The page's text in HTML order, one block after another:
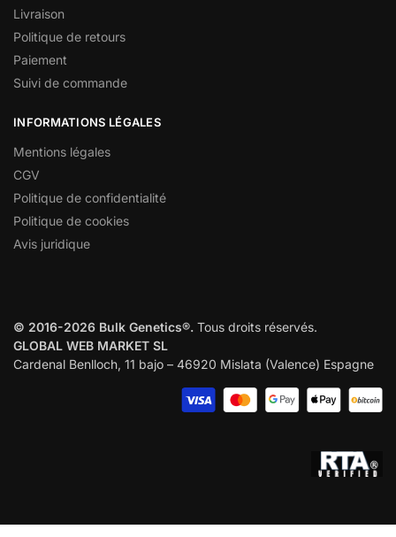
Livraison
Politique de retours
Paiement
Suivi de commande
INFORMATIONS LÉGALES
Mentions légales
CGV
Politique de confidentialité
Politique de cookies
Avis juridique
© 2016-2026 Bulk Genetics®. Tous droits réservés.
GLOBAL WEB MARKET SL
Cardenal Benlloch, 11 bajo – 46920 Mislata (Valence) Espagne